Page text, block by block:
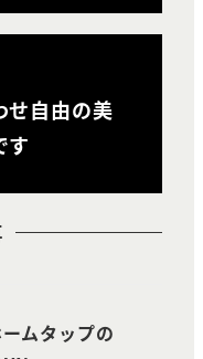
せ自由の美
す
ムタップの